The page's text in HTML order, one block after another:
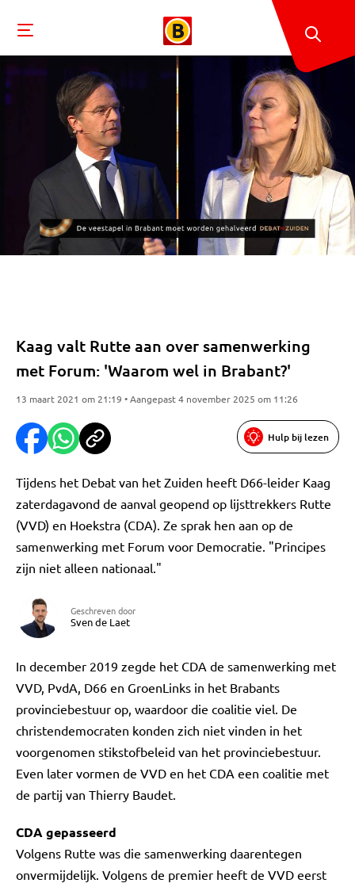
Kaag valt Rutte aan over samenwerking
met Forum: 'Waarom wel in Brabant?'
13 maart 2021 om 21:19 • Aangepast 4 november 2025 om 11:26
Hulp bij lezen
Tijdens het Debat van het Zuiden heeft D66-leider Kaag
zaterdagavond de aanval geopend op lijsttrekkers Rutte
(VVD) en Hoekstra (CDA). Ze sprak hen aan op de
samenwerking met Forum voor Democratie. "Principes
zijn niet alleen nationaal."
Geschreven door
Sven de Laet
In december 2019 zegde het CDA de samenwerking met
VVD, PvdA, D66 en GroenLinks in het Brabants
provinciebestuur op, waardoor die coalitie viel. De
christendemocraten konden zich niet vinden in het
voorgenomen stikstofbeleid van het provinciebestuur.
Even later vormen de VVD en het CDA een coalitie met
de partij van Thierry Baudet.
CDA gepasseerd
Volgens Rutte was die samenwerking daarentegen
onvermijdelijk. Volgens de premier heeft de VVD eerst